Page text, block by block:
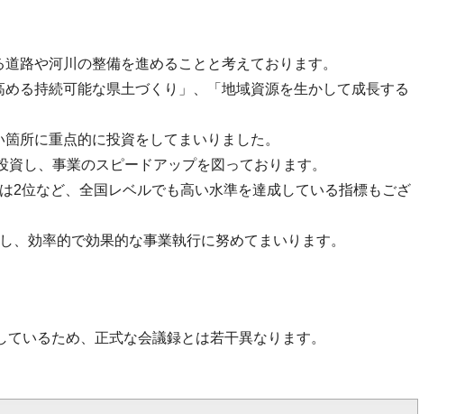
路や河川の整備を進めることと考えております。
る持続可能な県土づくり」、「地域資源を生かして成長する
所に重点的に投資をしてまいりました。
し、事業のスピードアップを図っております。
2位など、全国レベルでも高い水準を達成している指標もござ
効率的で効果的な事業執行に努めてまいります。
いるため、正式な会議録とは若干異なります。